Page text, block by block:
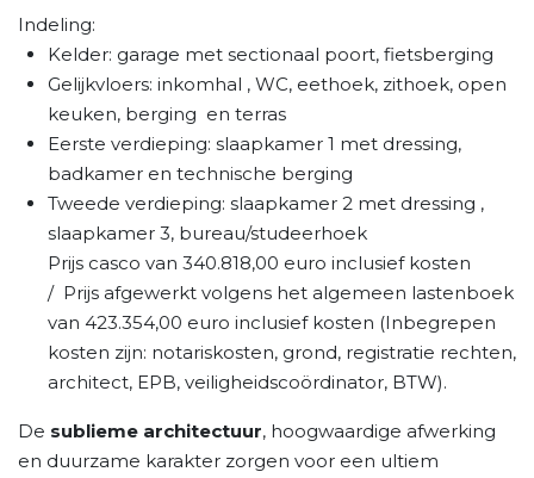
Indeling:
Kelder: garage met sectionaal poort, fietsberging
Gelijkvloers: inkomhal , WC, eethoek, zithoek, open
keuken, berging en terras
Eerste verdieping: slaapkamer 1 met dressing,
badkamer en technische berging
Tweede verdieping: slaapkamer 2 met dressing ,
slaapkamer 3, bureau/studeerhoek
Prijs casco van 340.818,00 euro inclusief kosten
/ Prijs afgewerkt volgens het algemeen lastenboek
van 423.354,00 euro inclusief kosten (Inbegrepen
kosten zijn: notariskosten, grond, registratie rechten,
architect, EPB, veiligheidscoördinator, BTW).
De sublieme architectuur, hoogwaardige afwerking
en duurzame karakter zorgen voor een ultiem